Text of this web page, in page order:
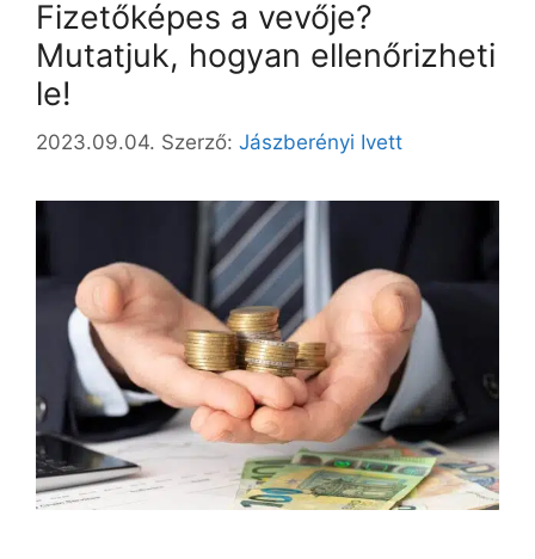
Fizetőképes a vevője?
Mutatjuk, hogyan ellenőrizheti
le!
2023.09.04. Szerző: Jászberényi Ivett